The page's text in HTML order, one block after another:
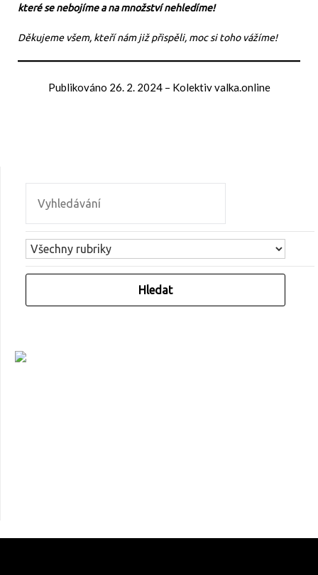
které se nebojíme a na množství nehledíme!
Děkujeme všem, kteří nám již přispěli, moc si toho vážíme!
Publikováno 26. 2. 2024– Kolektiv valka.online